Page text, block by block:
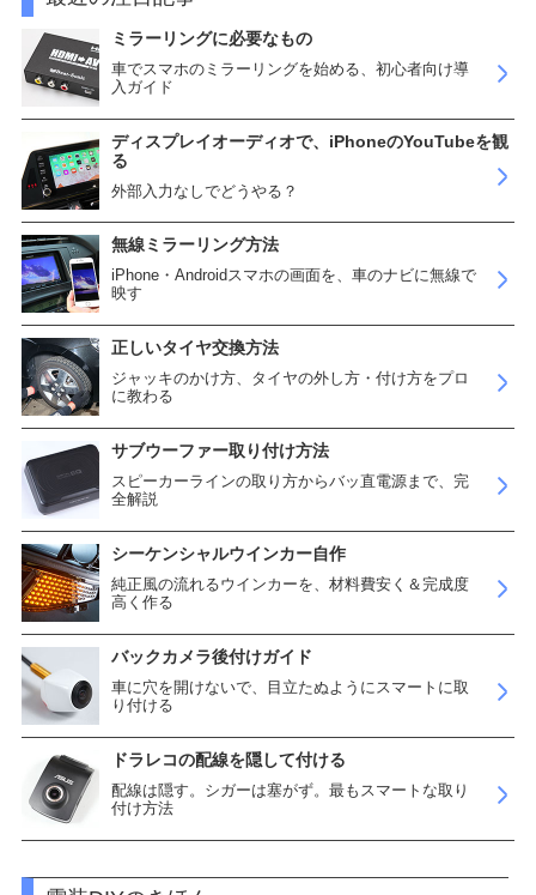
ミラーリングに必要なもの
車でスマホのミラーリングを始める、初心者向け導
入ガイド
ディスプレイオーディオで、iPhoneのYouTubeを観
る
外部入力なしでどうやる？
無線ミラーリング方法
iPhone・Androidスマホの画面を、車のナビに無線で
映す
正しいタイヤ交換方法
ジャッキのかけ方、タイヤの外し方・付け方をプロ
に教わる
サブウーファー取り付け方法
スピーカーラインの取り方からバッ直電源まで、完
全解説
シーケンシャルウインカー自作
純正風の流れるウインカーを、材料費安く＆完成度
高く作る
バックカメラ後付けガイド
車に穴を開けないで、目立たぬようにスマートに取
り付ける
ドラレコの配線を隠して付ける
配線は隠す。シガーは塞がず。最もスマートな取り
付け方法